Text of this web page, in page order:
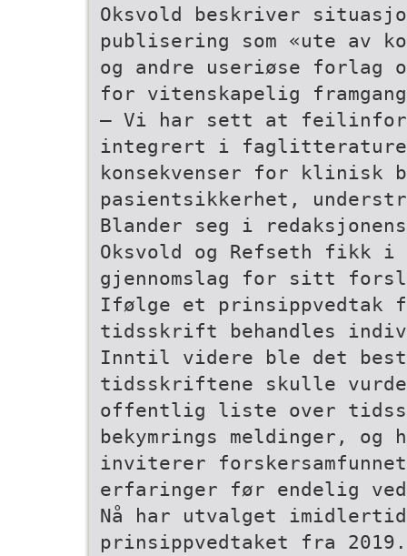
Oksvold beskriver
publisering som «ute av
og andre useriøse forlag
for vitenskapelig
– Vi har sett at
integrert i
konsekvenser for klinisk
pasientsikkerhet,
Blander seg i
Oksvold og Refseth fikk i
gjennomslag for sitt
Ifølge et prinsippvedtak
tidsskrift behandles
Inntil videre ble det
tidsskriftene skulle
offentlig liste over
bekymrings­ meldinger,
inviterer
erfaringer før endelig
Nå har utvalget
prinsippvedtaket fra 2019.